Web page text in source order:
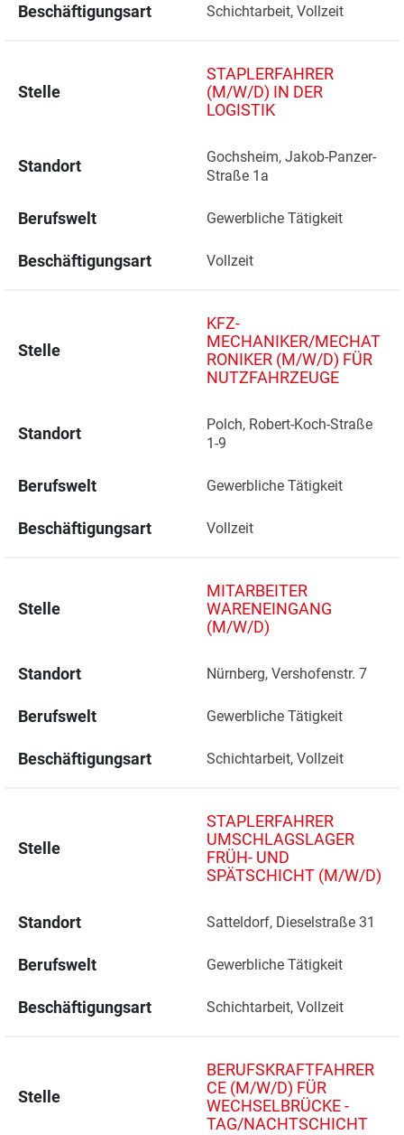
Beschäftigungsart Schichtarbeit, Vollzeit
Stelle
STAPLERFAHRER
(M/W/D) IN DER
LOGISTIK
Standort
Gochsheim, Jakob-Panzer-
Straße 1a
Berufswelt Gewerbliche Tätigkeit
Beschäftigungsart Vollzeit
Stelle
KFZ-
MECHANIKER/MECHAT
RONIKER (M/W/D) FÜR
NUTZFAHRZEUGE
Standort
Polch, Robert-Koch-Straße
1-9
Berufswelt Gewerbliche Tätigkeit
Beschäftigungsart Vollzeit
Stelle
MITARBEITER
WARENEINGANG
(M/W/D)
Standort Nürnberg, Vershofenstr. 7
Berufswelt Gewerbliche Tätigkeit
Beschäftigungsart Schichtarbeit, Vollzeit
Stelle
STAPLERFAHRER
UMSCHLAGSLAGER
FRÜH- UND
SPÄTSCHICHT (M/W/D)
Standort Satteldorf, Dieselstraße 31
Berufswelt Gewerbliche Tätigkeit
Beschäftigungsart Schichtarbeit, Vollzeit
Stelle
BERUFSKRAFTFAHRER
CE (M/W/D) FÜR
WECHSELBRÜCKE -
TAG/NACHTSCHICHT